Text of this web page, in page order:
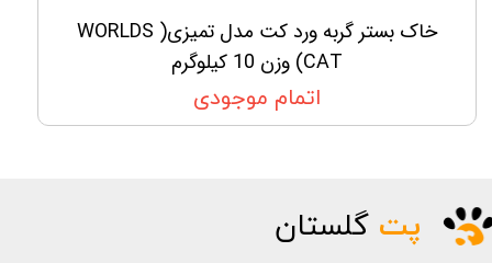
خاک بستر گربه ورد کت مدل تمیزی( WORLDS
CAT) وزن 10 کیلوگرم
اتمام موجودی
پت گلستان